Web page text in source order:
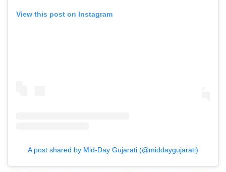
View this post on Instagram
A post shared by Mid-Day Gujarati (@middaygujarati)